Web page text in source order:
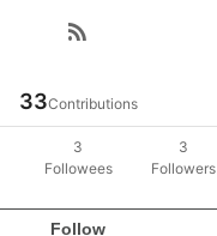
rss_feed
33Contributions
3
Followees
3
Followers
Follow